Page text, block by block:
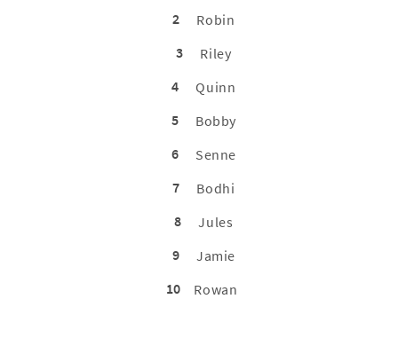
2
Robin
3
Riley
4
Quinn
5
Bobby
6
Senne
7
Bodhi
8
Jules
9
Jamie
10
Rowan